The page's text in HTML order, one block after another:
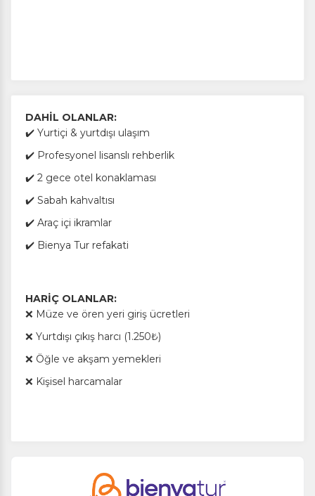
DAHİL OLANLAR:
✔️ Yurtiçi & yurtdışı ulaşım
✔️ Profesyonel lisanslı rehberlik
✔️ 2 gece otel konaklaması
✔️ Sabah kahvaltısı
✔️ Araç içi ikramlar
✔️ Bienya Tur refakati
HARİÇ OLANLAR:
❌ Müze ve ören yeri giriş ücretleri
❌ Yurtdışı çıkış harcı (1.250₺)
❌ Öğle ve akşam yemekleri
❌ Kişisel harcamalar